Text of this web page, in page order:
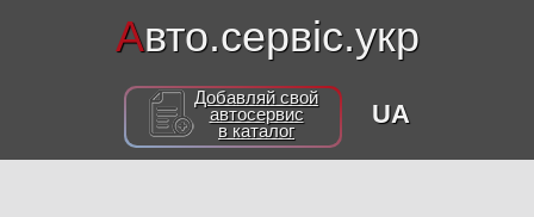
Авто.сервіс.укр
Добавляй свой
автосервис
в каталог
UA